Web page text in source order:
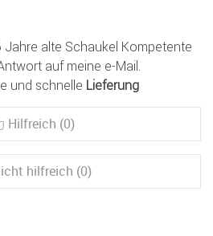
Jahre alte Schaukel Kompetente
auf meine e-Mail.
und schnelle Lieferung
Hilfreich (0)
hilfreich (0)